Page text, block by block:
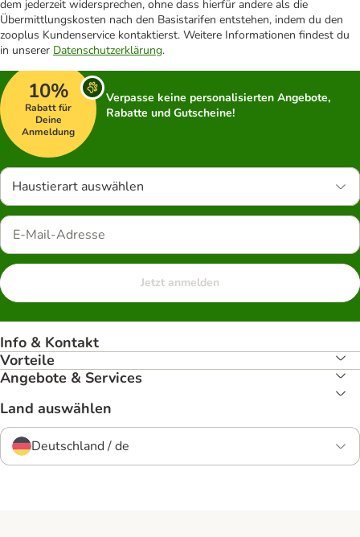
dem jederzeit widersprechen, ohne dass hierfür andere als die
Übermittlungskosten nach den Basistarifen entstehen, indem du den
zooplus Kundenservice kontaktierst. Weitere Informationen findest du
in unserer Datenschutzerklärung.
10%
Rabatt für
Deine
Anmeldung
Verpasse keine personalisierten Angebote,
Rabatte und Gutscheine!
Haustierart auswählen
Jetzt anmelden
Info & Kontakt
Vorteile
Angebote & Services
Land auswählen
Deutschland / de